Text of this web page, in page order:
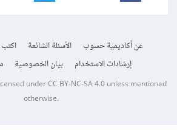
عن أكاديمية حسوب الأسئلة الشائعة اكتب
إرشادات الاستخدام
بيان الخصوصية
underCC BY-NC-SA 4.0unless mentioned
otherwise.